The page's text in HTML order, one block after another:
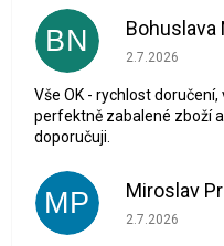
BN Bohuslava
Hodnocení
2.7.2026
Vše OK - rychlost
perfektně zabalené zboží
doporučuji.
MP Miroslav
Hodnocení
2.7.2026